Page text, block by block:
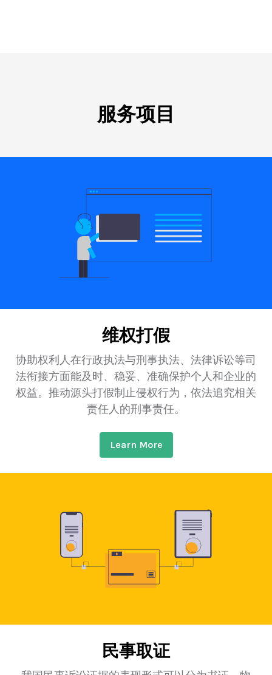
服务项目
维权打假
协助权利人在行政执法与刑事执法、法律诉讼等司
法衔接方面能及时、稳妥、准确保护个人和企业的
权益。推动源头打假制止侵权行为，依法追究相关
责任人的刑事责任。
Learn More
民事取证